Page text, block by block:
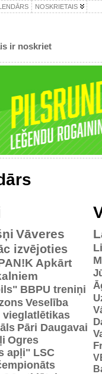
NOSKRIETAIS
ir noskriet
Vāveres
izvējoties
Apkārt
BBPU treniņi
Veselība
vieglatlētikas
Pāri Daugavai
Ogres
apļi" LSC